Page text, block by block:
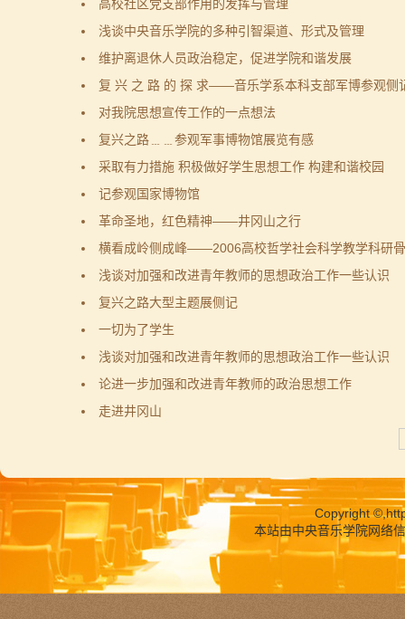
高校社区党支部作用的发挥与管理
浅谈中央音乐学院的多种引智渠道、形式及管理
维护离退休人员政治稳定，促进学院和谐发展
复 兴 之 路 的 探 求——音乐学系本科支部军博参观侧
对我院思想宣传工作的一点想法
复兴之路﹍﹍参观军事博物馆展览有感
采取有力措施 积极做好学生思想工作 构建和谐校园
记参观国家博物馆
革命圣地，红色精神——井冈山之行
横看成岭侧成峰——2006高校哲学社会科学教学科研
浅谈对加强和改进青年教师的思想政治工作一些认识
复兴之路大型主题展侧记
一切为了学生
浅谈对加强和改进青年教师的思想政治工作一些认识
论进一步加强和改进青年教师的政治思想工作
走进井冈山
Copyright ©,
本站由中央音乐学院网络